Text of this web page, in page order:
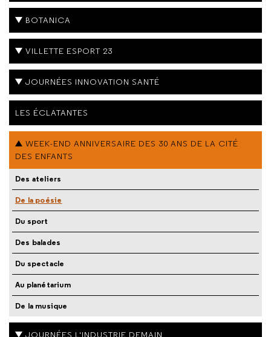
BOTANICA
VILLETTE ESPORT 23
JOURNÉES INNOVATION SANTÉ
LES ÉCLATANTES
WEEK-END ANNIVERSAIRE DES 30 ANS DE LA CITÉ
DES ENFANTS
Des ateliers
De la poésie
Du sport
Des balades
Du spectacle
Au planétarium
De la musique
JOURNÉES L'INDUSTRIE DEMAIN